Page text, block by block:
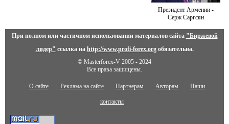
Президент Армении -
Серж Саргсян
При полном или частичном использовании материалов сайта "Биржевой
лидер" ссылка на http://www.profi-forex.orgобязательна.
© Masterforex-V 2005 - 2024
Все права защищены.
О сайте Реклама на сайте Партнерам Авторам Наши
контакты